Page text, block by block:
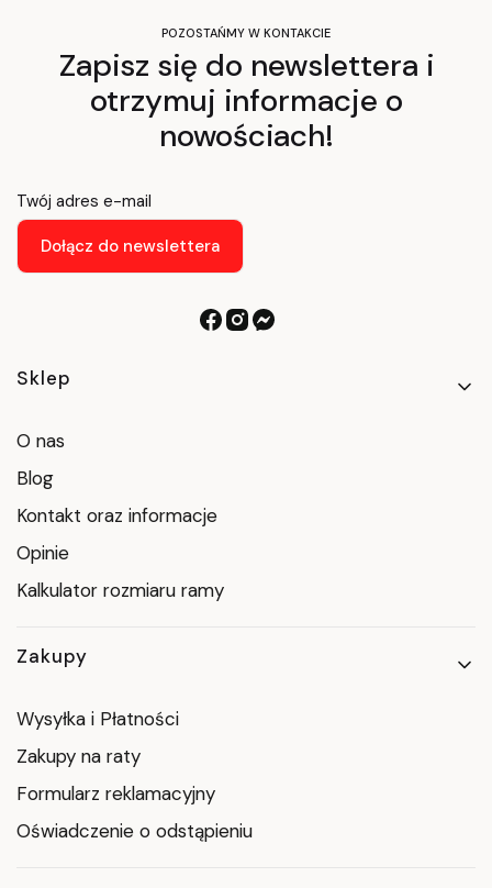
POZOSTAŃMY W KONTAKCIE
Zapisz się do newslettera i
otrzymuj informacje o
nowościach!
Twój adres e-mail
Dołącz do newslettera
Linki w stopce
Sklep
O nas
Blog
Kontakt oraz informacje
Opinie
Kalkulator rozmiaru ramy
Zakupy
Wysyłka i Płatności
Zakupy na raty
Formularz reklamacyjny
Oświadczenie o odstąpieniu